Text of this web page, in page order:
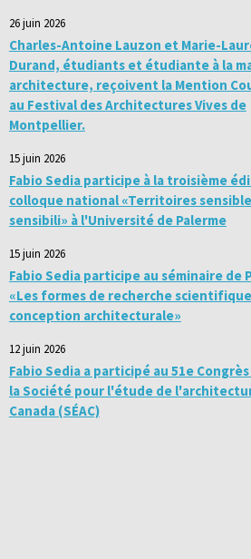
26 juin 2026
Charles-Antoine Lauzon et Marie-
Durand, étudiants et étudiante à la
architecture, reçoivent la Mention
au Festival des Architectures Vives de
Montpellier.
15 juin 2026
Fabio Sedia participe à la troisième
colloque national «Territoires
sensibili» à l'Université de Palerme
15 juin 2026
Fabio Sedia participe au séminaire de
«Les formes de recherche
conception architecturale»
12 juin 2026
Fabio Sedia a participé au 51e
la Société pour l'étude de
Canada (SÉAC)